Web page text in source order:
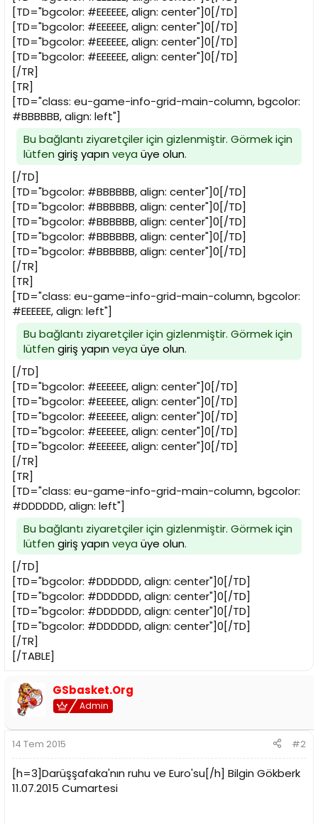
[TD="bgcolor: #EEEEEE, align: center"]0[/TD]
[TD="bgcolor: #EEEEEE, align: center"]0[/TD]
[TD="bgcolor: #EEEEEE, align: center"]0[/TD]
[TD="bgcolor: #EEEEEE, align: center"]0[/TD]
[/TR]
[TR]
[TD="class: eu-game-info-grid-main-column, bgcolor:
#BBBBBB, align: left"]
Bu bağlantı ziyaretçiler için gizlenmiştir. Görmek için
lütfen giriş yapınveya üye olun.
[/TD]
[TD="bgcolor: #BBBBBB, align: center"]0[/TD]
[TD="bgcolor: #BBBBBB, align: center"]0[/TD]
[TD="bgcolor: #BBBBBB, align: center"]0[/TD]
[TD="bgcolor: #BBBBBB, align: center"]0[/TD]
[TD="bgcolor: #BBBBBB, align: center"]0[/TD]
[/TR]
[TR]
[TD="class: eu-game-info-grid-main-column, bgcolor:
#EEEEEE, align: left"]
Bu bağlantı ziyaretçiler için gizlenmiştir. Görmek için
lütfen giriş yapınveya üye olun.
[/TD]
[TD="bgcolor: #EEEEEE, align: center"]0[/TD]
[TD="bgcolor: #EEEEEE, align: center"]0[/TD]
[TD="bgcolor: #EEEEEE, align: center"]0[/TD]
[TD="bgcolor: #EEEEEE, align: center"]0[/TD]
[TD="bgcolor: #EEEEEE, align: center"]0[/TD]
[/TR]
[TR]
[TD="class: eu-game-info-grid-main-column, bgcolor:
#DDDDDD, align: left"]
Bu bağlantı ziyaretçiler için gizlenmiştir. Görmek için
lütfen giriş yapınveya üye olun.
[/TD]
[TD="bgcolor: #DDDDDD, align: center"]0[/TD]
[TD="bgcolor: #DDDDDD, align: center"]0[/TD]
[TD="bgcolor: #DDDDDD, align: center"]0[/TD]
[TD="bgcolor: #DDDDDD, align: center"]0[/TD]
[/TR]
[/TABLE]
GSbasket.Org
Admin
14 Tem 2015 #2
[h=3]Darüşşafaka'nın ruhu ve Euro'su[/h] Bilgin Gökberk
11.07.2015 Cumartesi